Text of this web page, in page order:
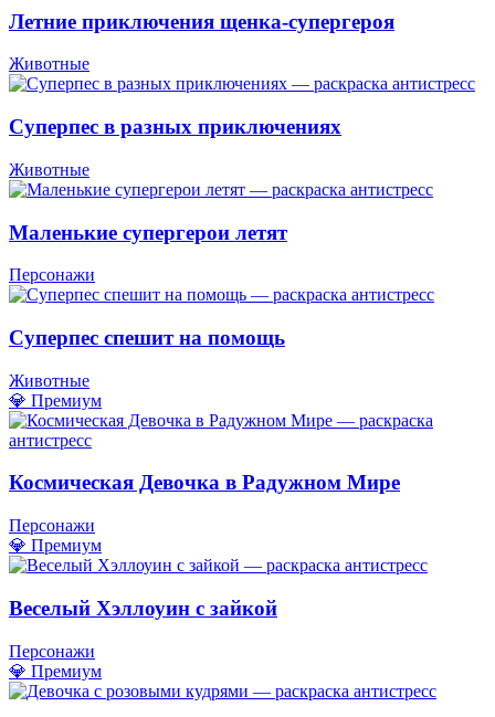
Летние приключения щенка-супергероя
Животные
Суперпес в разных приключениях
Животные
Маленькие супергерои летят
Персонажи
Суперпес спешит на помощь
Животные
💎 Премиум
Космическая Девочка в Радужном Мире
Персонажи
💎 Премиум
Веселый Хэллоуин с зайкой
Персонажи
💎 Премиум